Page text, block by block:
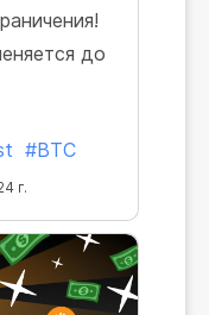
до
#BTC
г.